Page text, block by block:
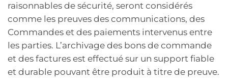
raisonnables de sécurité, seront considérés
comme les preuves des communications, des
Commandes et des paiements intervenus entre
les parties. L’archivage des bons de commande
et des factures est effectué sur un support fiable
et durable pouvant être produit à titre de preuve.